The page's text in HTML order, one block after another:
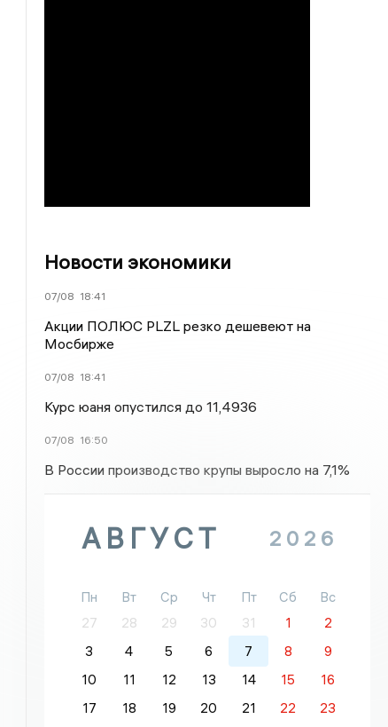
Новости экономики
07/08 18:41
Акции ПОЛЮС PLZL резко дешевеют на
Мосбирже
07/08 18:41
Курс юаня опустился до 11,4936
07/08 16:50
В России производство крупы выросло на 7,1%
АВГУСТ 2026
Пн Вт Ср Чт Пт Сб
Вс
27
28 29 30 31 1
2
3
4 5 6 7 8
9
10
11 12 13 14 15
16
17
18 19 20 21 22
23